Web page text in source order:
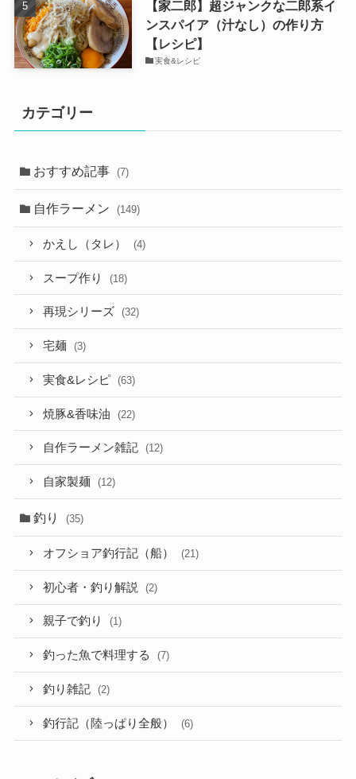
【家二郎】超ジャンクな二郎系イ
ンスパイア（汁なし）の作り方
【レシピ】
実食&レシピ
カテゴリー
おすすめ記事 (7)
自作ラーメン (149)
かえし（タレ） (4)
スープ作り (18)
再現シリーズ (32)
宅麺 (3)
実食&レシピ (63)
焼豚&香味油 (22)
自作ラーメン雑記 (12)
自家製麺 (12)
釣り (35)
オフショア釣行記（船） (21)
初心者・釣り解説 (2)
親子で釣り (1)
釣った魚で料理する (7)
釣り雑記 (2)
釣行記（陸っぱり全般） (6)